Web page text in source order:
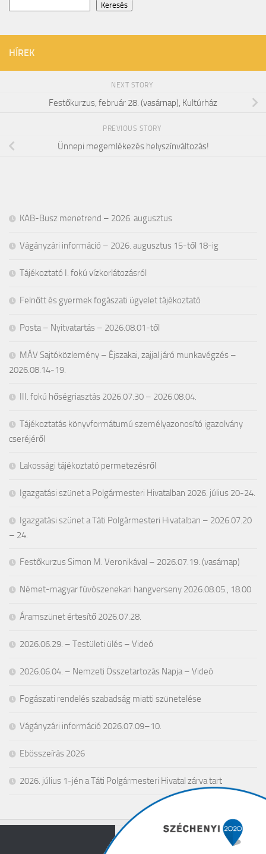
Keresés
HÍREK
NEXT STORY
Festőkurzus, február 28. (vasárnap), Kultúrház
PREVIOUS STORY
Ünnepi megemlékezés helyszínváltozás!
KAB-Busz menetrend – 2026. augusztus
Vágányzári információ – 2026. augusztus 15-től 18-ig
Tájékoztató I. fokú vízkorlátozásról
Felnőtt és gyermek fogászati ügyelet tájékoztató
Posta – Nyitvatartás – 2026.08.01-től
MÁV Sajtóközlemény – Éjszakai, zajjal járó munkavégzés –
2026.08.14-19.
III. fokú hőségriasztás 2026.07.30 – 2026.08.04.
Tájékoztatás könyvformátumú személyazonosító igazolvány
cseréjéről
Lakossági tájékoztató permetezésről
Igazgatási szünet a Polgármesteri Hivatalban 2026. július 20-24.
Igazgatási szünet a Táti Polgármesteri Hivatalban – 2026.07.20
– 24.
Festőkurzus Simon M. Veronikával – 2026.07.19. (vasárnap)
Német-magyar fúvószenekari hangverseny 2026.08.05., 18.00
Áramszünet értesítő 2026.07.28.
2026.06.29. – Testületi ülés – Videó
2026.06.04. – Nemzeti Összetartozás Napja – Videó
Fogászati rendelés szabadság miatti szünetelése
Vágányzári információ 2026.07.09–10.
Ebösszeírás 2026
2026. július 1-jén a Táti Polgármesteri Hivatal zárva tart